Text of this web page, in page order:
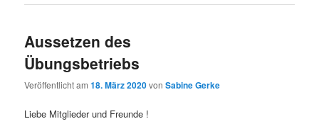
Aussetzen des
Übungsbetriebs
Veröffentlicht am18. März 2020vonSabine Gerke
Liebe Mitglieder und Freunde !